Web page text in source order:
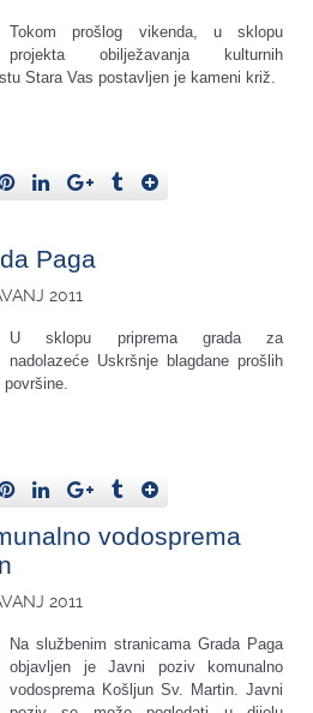
Tokom prošlog vikenda, u sklopu
projekta obilježavanja kulturnih
Stara Vas postavljen je kameni križ.
Paga
2011
U sklopu priprema grada za
nadolazeće Uskršnje blagdane prošlih
vodosprema
2011
Na službenim stranicama Grada Paga
objavljen je Javni poziv komunalno
vodosprema Košljun Sv. Martin. Javni